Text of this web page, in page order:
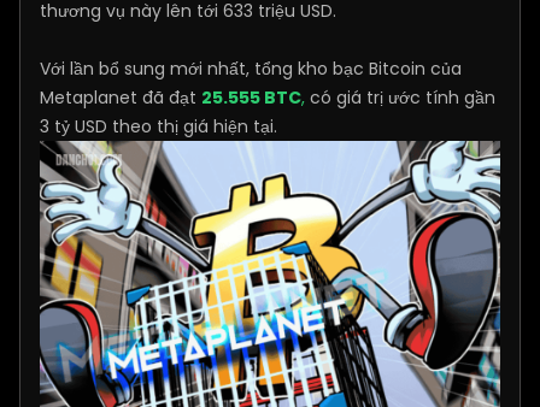
thương vụ này lên tới 633 triệu USD.
Với lần bổ sung mới nhất, tổng kho bạc Bitcoin của
Metaplanet đã đạt 25.555 BTC, có giá trị ước tính gần
3 tỷ USD theo thị giá hiện tại.